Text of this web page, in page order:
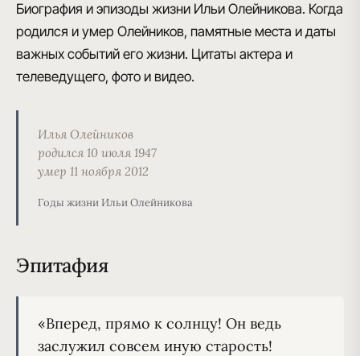
Биография и эпизоды жизни Ильи Олейникова. Когда
родился и умер Олейников, памятные места и даты
важных событий его жизни. Цитаты актера и
телеведущего, фото и видео.
Илья Олейников
родился 10 июля 1947
умер 11 ноября 2012
Годы жизни Ильи Олейникова
Эпитафия
«Вперед, прямо к солнцу! Он ведь
заслужил совсем иную старость!